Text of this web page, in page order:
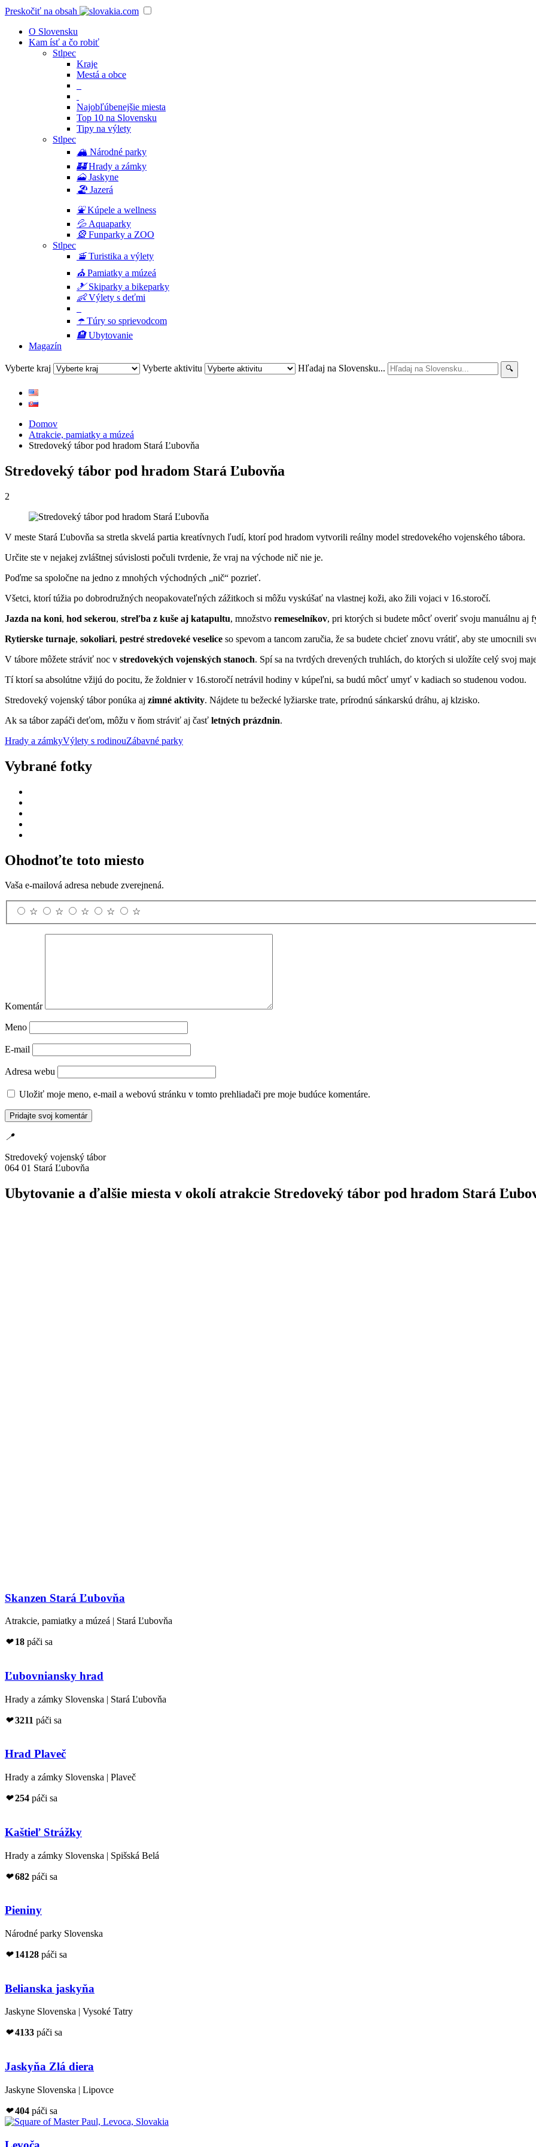
Preskočiť na obsah
O Slovensku
Kam ísť a čo robiť
Stlpec
Kraje
Mestá a obce
Najobľúbenejšie miesta
Top 10 na Slovensku
Tipy na výlety
Stlpec
🏔 Národné parky
🏰Hrady a zámky
🗻Jaskyne
🏖 Jazerá
⛲️Kúpele a wellness
💦 Aquaparky
🎡Funparky a ZOO
Stlpec
🚡Turistika a výlety
⛪Pamiatky a múzeá
🎿Skiparky a bikeparky
👶Výlety s deťmi
☂️Túry so sprievodcom
🏨Ubytovanie
Magazín
Vyberte kraj Vyberte aktivitu Hľadaj na Slovensku...
Domov
Atrakcie, pamiatky a múzeá
Stredoveký tábor pod hradom Stará Ľubovňa
Stredoveký tábor pod hradom Stará Ľubovňa
2
V meste Stará Ľubovňa sa stretla skvelá partia kreatívnych ľudí, ktorí pod hradom vytvorili reálny model stredovekého vojenského tábora.
Určite ste v nejakej zvláštnej súvislosti počuli tvrdenie, že vraj na východe nič nie je.
Poďme sa spoločne na jedno z mnohých východných „nič“ pozrieť.
Všetci, ktorí túžia po dobrodružných neopakovateľných zážitkoch si môžu vyskúšať na vlastnej koži, ako žili vojaci v 16.storočí.
Jazda na koni, hod sekerou, streľba z kuše aj katapultu, množstvo remeselníkov, pri ktorých si budete môcť overiť svoju manuálnu aj
Rytierske turnaje, sokoliari, pestré stredoveké veselice so spevom a tancom zaručia, že sa budete chcieť znovu vrátiť, aby ste umocnili
V tábore môžete stráviť noc v stredovekých vojenských stanoch. Spí sa na tvrdých drevených truhlách, do ktorých si uložíte celý svoj
Tí ktorí sa absolútne vžijú do pocitu, že žoldnier v 16.storočí netrávil hodiny v kúpeľni, sa budú môcť umyť v kadiach so studenou vodou.
Stredoveký vojenský tábor ponúka aj zimné aktivity. Nájdete tu bežecké lyžiarske trate, prírodnú sánkarskú dráhu, aj klzisko.
Ak sa tábor zapáči deťom, môžu v ňom stráviť aj časť letných prázdnin.
Hrady a zámkyVýlety s rodinouZábavné parky
Vybrané fotky
Ohodnoťte toto miesto
Vaša e-mailová adresa nebude zverejnená.
☆ ☆ ☆ ☆ ☆
Komentár
Meno
E-mail
Adresa webu
Uložiť moje meno, e-mail a webovú stránku v tomto prehliadači pre moje budúce komentáre.
📍
Stredoveký vojenský tábor
064 01 Stará Ľubovňa
Ubytovanie a ďalšie miesta v okolí atrakcie Stredoveký tábor pod hradom Stará
Skanzen Stará Ľubovňa
Atrakcie, pamiatky a múzeá | Stará Ľubovňa
❤ 18 páči sa
Ľubovniansky hrad
Hrady a zámky Slovenska | Stará Ľubovňa
❤ 3211 páči sa
Hrad Plaveč
Hrady a zámky Slovenska | Plaveč
❤ 254 páči sa
Kaštieľ Strážky
Hrady a zámky Slovenska | Spišská Belá
❤ 682 páči sa
Pieniny
Národné parky Slovenska
❤ 14128 páči sa
Belianska jaskyňa
Jaskyne Slovenska | Vysoké Tatry
❤ 4133 páči sa
Jaskyňa Zlá diera
Jaskyne Slovenska | Lipovce
❤ 404 páči sa